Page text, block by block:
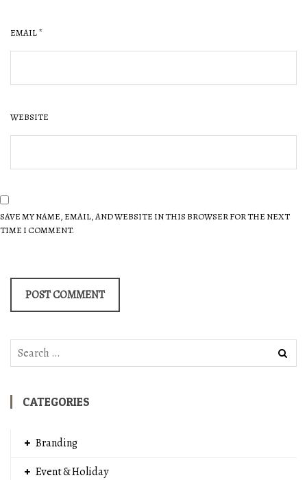
EMAIL*
WEBSITE
SAVE MY NAME, EMAIL, AND WEBSITE IN THIS BROWSER FOR THE NEXT
TIME I COMMENT.
Search
for:
CATEGORIES
Branding
Event & Holiday